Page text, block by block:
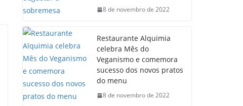
8 de novembro de 2022
Restaurante Alquimia
celebra Mês do
Veganismo e comemora
sucesso dos novos pratos
do menu
8 de novembro de 2022